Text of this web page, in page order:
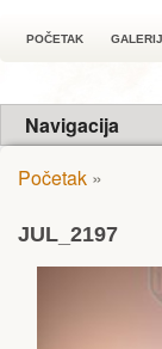
POČETAK
Navigacija
Početak »
JUL_2197